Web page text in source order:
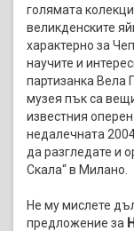
голямата
великденските
характерно за
научите и
партизанка Вела
музея пък са
известния
недалечната
да разгледате и
Скала“ в Милано.
Не му мислете
предложение за